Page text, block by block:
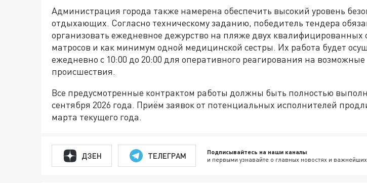
Администрация города также намерена обеспечить высокий уровень
отдыхающих. Согласно техническому заданию, победитель тендера
организовать ежедневное дежурство на пляже двух квалифицированных
матросов и как минимум одной медицинской сестры. Их работа будет
ежедневно с 10:00 до 20:00 для оперативного реагирования на возможные
происшествия.
Все предусмотренные контрактом работы должны быть полностью
сентября 2026 года. Приём заявок от потенциальных исполнителей
марта текущего года.
ДЗЕН ТЕЛЕГРАМ Подписывайтесь на наши каналы
и первыми узнавайте о главных новостях и